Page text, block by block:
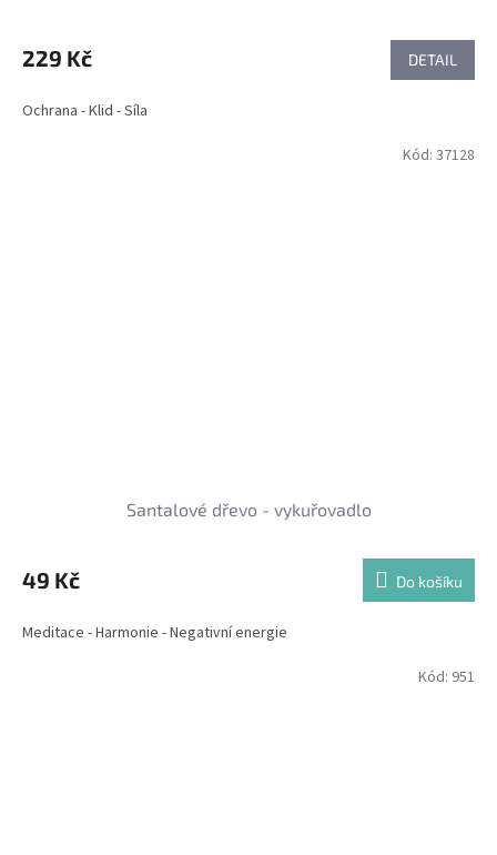
229 Kč DETAIL
Ochrana - Klid - Síla
Santalové dřevo - vykuřovadlo
49 Kč Do košíku
Meditace - Harmonie - Negativní energie
Kód: 37128
Kód: 951